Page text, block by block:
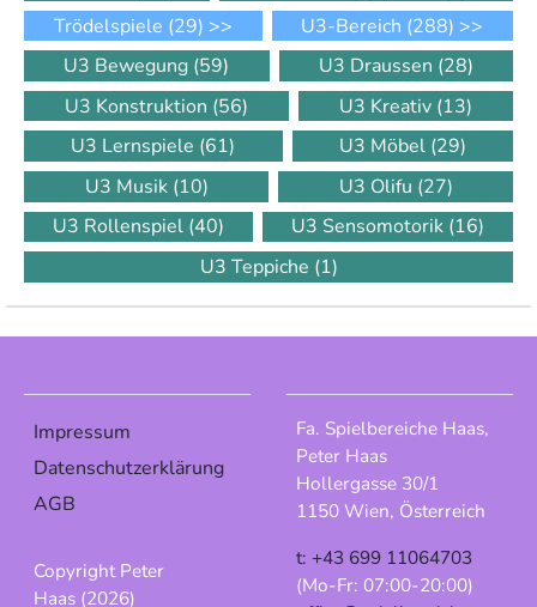
Trödelspiele (29) >> U3-Bereich (288) >>
U3 Bewegung (59) U3 Draussen (28)
U3 Konstruktion (56) U3 Kreativ (13)
U3 Lernspiele (61) U3 Möbel (29)
U3 Musik (10) U3 Olifu (27)
U3 Rollenspiel (40) U3 Sensomotorik (16)
U3 Teppiche (1)
Impressum
Datenschutzerklärung
AGB
Copyright Peter
Haas (2026)
Fa. Spielbereiche Haas,
Peter Haas
Hollergasse 30/1
1150 Wien, Österreich
t: +43 699 11064703
(Mo-Fr: 07:00-20:00)